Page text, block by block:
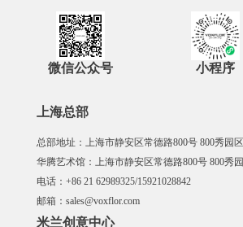
微信公众号 小程序
上海总部
总部地址：上海市静安区常德路800号 800秀园
华腾艺术馆：上海市静安区常德路800号 800秀
电话：+86 21 62989325/15921028842
邮箱：sales@voxflor.com
米兰创意中心